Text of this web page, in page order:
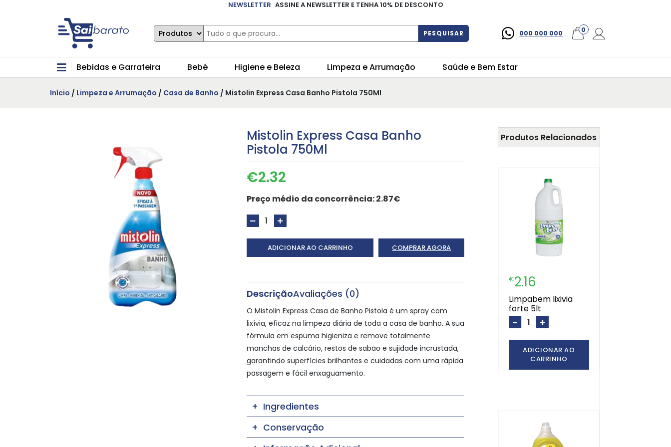
NEWSLETTER ASSINE A NEWSLETTER E TENHA 10% DE DESCONTO
PESQUISAR 000 000 000 0
Bebidas e Garrafeira Bebé Higiene e Beleza Limpeza e Arrumação Saúde e Bem Estar
Início / Limpeza e Arrumação / Casa de Banho / Mistolin Express Casa Banho Pistola 750Ml
Mistolin Express Casa Banho
Pistola 750Ml
€2.32
Preço médio da concorrência:2.87€
ADICIONAR AO CARRINHO COMPRAR AGORA
DescriçãoAvaliações (0)
O Mistolin Express Casa de Banho Pistola é um spray com
lixívia, eficaz na limpeza diária de toda a casa de banho. A sua
fórmula em espuma higieniza e remove totalmente
manchas de calcário, restos de sabão e sujidade incrustada,
garantindo superfícies brilhantes e cuidadas com uma rápida
passagem e fácil enxaguamento.
Ingredientes
Conservação
Produtos Relacionados
€2.16
limpabem lixivia
forte 5lt
- +
ADICIONAR AO
CARRINHO